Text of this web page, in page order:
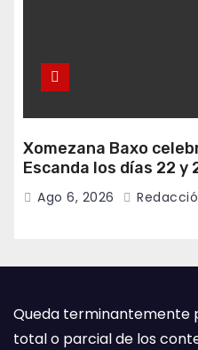
Xomezana Baxo
Escanda los días 22 y
Ago 6, 2026
Queda terminantemente
total o parcial de los